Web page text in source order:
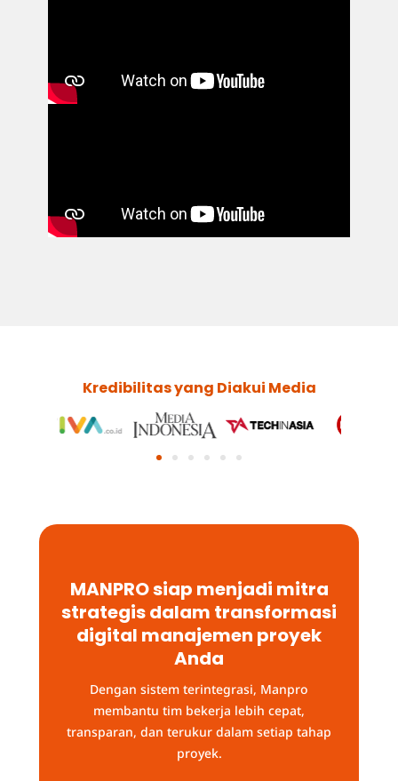
Kredibilitas yang Diakui Media
MANPRO siap menjadi mitra
strategis dalam transformasi
digital manajemen proyek
Anda
Dengan sistem terintegrasi, Manpro
membantu tim bekerja lebih cepat,
transparan, dan terukur dalam setiap tahap
proyek.